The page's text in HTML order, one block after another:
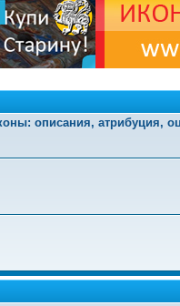
описания, атрибуция,